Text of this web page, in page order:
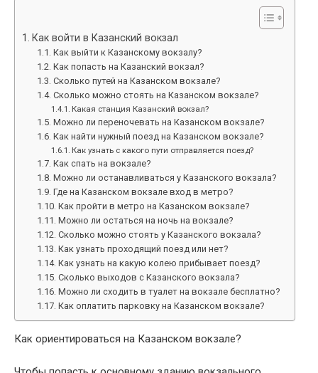
Как войти в Казанский вокзал
Как выйти к Казанскому вокзалу?
Как попасть на Казанский вокзал?
Сколько путей на Казанском вокзале?
Сколько можно стоять на Казанском вокзале?
Какая станция Казанский вокзал?
Можно ли переночевать на Казанском вокзале?
Как найти нужный поезд на Казанском вокзале?
Как узнать с какого пути отправляется поезд?
Как спать на вокзале?
Можно ли останавливаться у Казанского вокзала?
Где на Казанском вокзале вход в метро?
Как пройти в метро на Казанском вокзале?
Можно ли остаться на ночь на вокзале?
Сколько можно стоять у Казанского вокзала?
Как узнать проходящий поезд или нет?
Как узнать на какую колею прибывает поезд?
Сколько выходов с Казанского вокзала?
Можно ли сходить в туалет на вокзале бесплатно?
Как оплатить парковку на Казанском вокзале?
Как ориентироваться на Казанском вокзале?